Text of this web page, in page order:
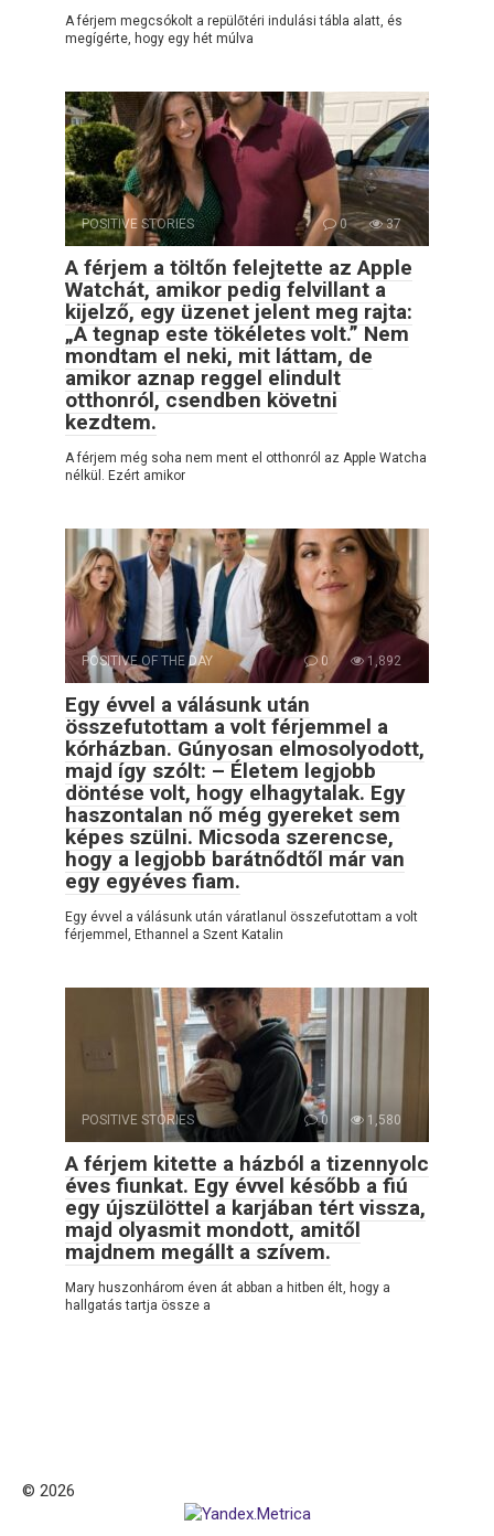
A férjem megcsókolt a repülőtéri indulási tábla alatt, és
megígérte, hogy egy hét múlva
POSITIVE STORIES 0 37
A férjem a töltőn felejtette az Apple
Watchát, amikor pedig felvillant a
kijelző, egy üzenet jelent meg rajta:
„A tegnap este tökéletes volt.” Nem
mondtam el neki, mit láttam, de
amikor aznap reggel elindult
otthonról, csendben követni
kezdtem.
A férjem még soha nem ment el otthonról az Apple Watcha
nélkül. Ezért amikor
POSITIVE OF THE DAY 0 1,892
Egy évvel a válásunk után
összefutottam a volt férjemmel a
kórházban. Gúnyosan elmosolyodott,
majd így szólt: – Életem legjobb
döntése volt, hogy elhagytalak. Egy
haszontalan nő még gyereket sem
képes szülni. Micsoda szerencse,
hogy a legjobb barátnődtől már van
egy egyéves fiam.
Egy évvel a válásunk után váratlanul összefutottam a volt
férjemmel, Ethannel a Szent Katalin
POSITIVE STORIES 0 1,580
A férjem kitette a házból a tizennyolc
éves fiunkat. Egy évvel később a fiú
egy újszülöttel a karjában tért vissza,
majd olyasmit mondott, amitől
majdnem megállt a szívem.
Mary huszonhárom éven át abban a hitben élt, hogy a
hallgatás tartja össze a
© 2026